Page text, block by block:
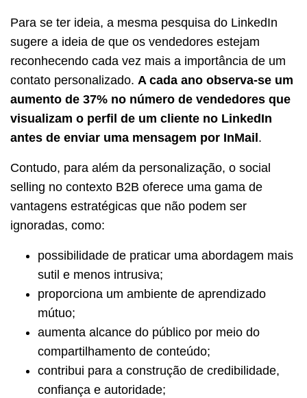
Para se ter ideia, a mesma pesquisa do LinkedIn
sugere a ideia de que os vendedores estejam
reconhecendo cada vez mais a importância de um
contato personalizado. A cada ano observa-se um
aumento de 37% no número de vendedores que
visualizam o perfil de um cliente no LinkedIn
antes de enviar uma mensagem por InMail.
Contudo, para além da personalização, o social
selling no contexto B2B oferece uma gama de
vantagens estratégicas que não podem ser
ignoradas, como:
possibilidade de praticar uma abordagem mais
sutil e menos intrusiva;
proporciona um ambiente de aprendizado
mútuo;
aumenta alcance do público por meio do
compartilhamento de conteúdo;
contribui para a construção de credibilidade,
confiança e autoridade;